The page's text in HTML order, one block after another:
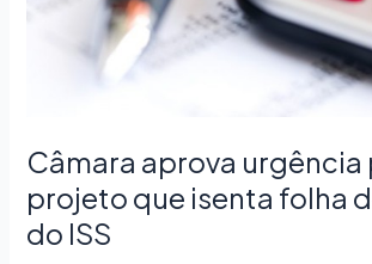
Câmara aprova urgência
projeto que isenta folha
do ISS